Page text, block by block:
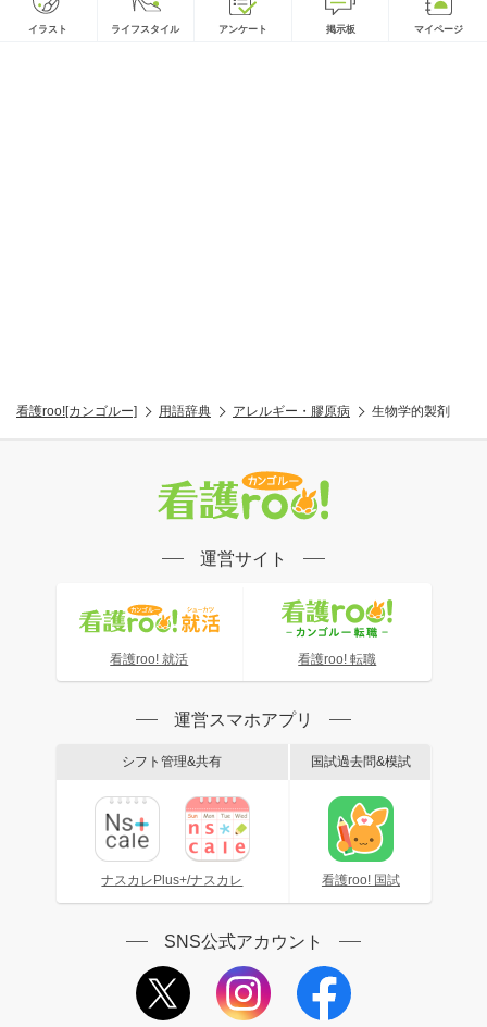
イラスト ライフスタイル アンケート 掲示板 マイページ
看護roo![カンゴルー] 用語辞典 アレルギー・膠原病 生物学的製剤
運営サイト
看護roo! 就活 看護roo! 転職
運営スマホアプリ
シフト管理&共有
ナスカレPlus+/ナスカレ
国試過去問&模試
看護roo! 国試
SNS公式アカウント